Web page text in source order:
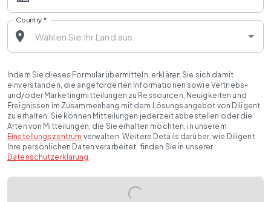
Country *
Indem Sie dieses Formular übermitteln, erklären Sie sich damit
einverstanden, die angeforderten Informationen sowie Vertriebs-
und/oder Marketingmitteilungen zu Ressourcen, Neuigkeiten und
Ereignissen im Zusammenhang mit dem Lösungsangebot von Diligent
zu erhalten. Sie können Mitteilungen jederzeit abbestellen oder die
Arten von Mitteilungen, die Sie erhalten möchten, in unserem
Einstellungszentrum verwalten. Weitere Details darüber, wie Diligent
Ihre persönlichen Daten verarbeitet, finden Sie in unserer
Datenschutzerklärung .